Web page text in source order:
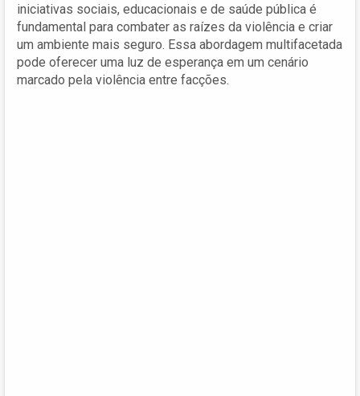
iniciativas sociais, educacionais e de saúde pública é
fundamental para combater as raízes da violência e criar
um ambiente mais seguro. Essa abordagem multifacetada
pode oferecer uma luz de esperança em um cenário
marcado pela violência entre facções.